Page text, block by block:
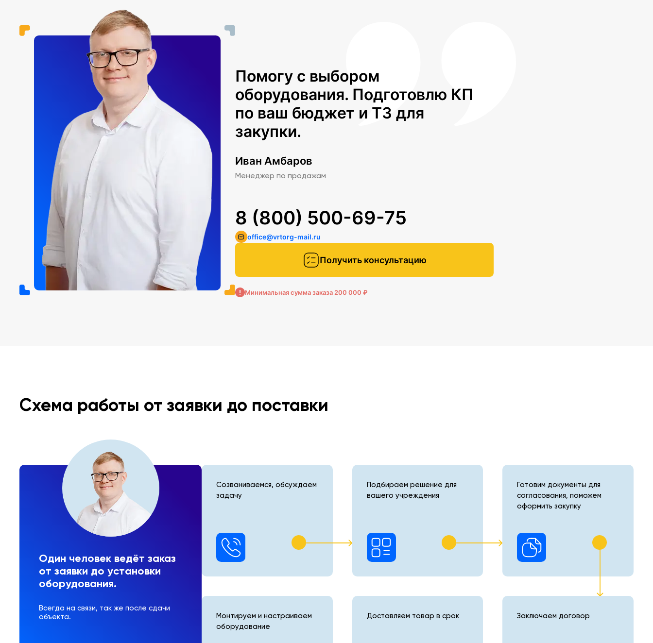
Помогу с выбором
оборудования. Подготовлю КП
по ваш бюджет и ТЗ для
закупки.
Иван Амбаров
Менеджер по продажам
Получить консультацию
8 (800) 500-69-75
office@vrtorg-mail.ru
Минимальная сумма заказа 200 000 ₽
Схема работы от заявки до поставки
Один человек ведёт заказ
от заявки до установки
оборудования.
Всегда на связи, так же после сдачи
объекта.
Созваниваемся, обсуждаем
задачу
Подбираем решение для
вашего учреждения
Готовим документы для
согласования, поможем
оформить закупку
Монтируем и настраиваем
оборудование
Доставляем товар в срок Заключаем договор